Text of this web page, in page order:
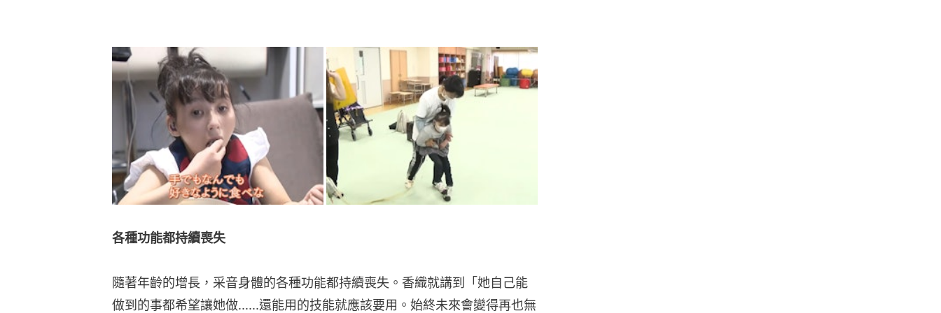
各種功能都持續喪失
隨著年齡的增長，采音身體的各種功能都持續喪失。香織就講到「她自己能
做到的事都希望讓她做......還能用的技能就應該要用。始終未來會變得再也無